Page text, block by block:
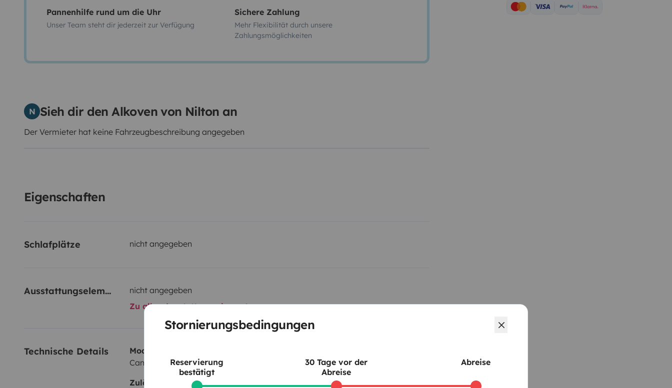
Stornierungsbedingungen
Reservierung
bestätigt
30 Tage vor der
Abreise
Abreise
Pannenhilfe rund um die Uhr
Unser Team steht dir jederzeit zur Verfügung
Sichere Zahlung
Mehr Flexibilität durch unsere
Zahlungsmöglichkeiten
N Sieh dir den Alkoven von Nilton an
Der Vermieter hat keine Fahrzeugbeschreibung angegeben
Eigenschaften
Schlafplätze nicht angegeben
Ausstattungselemente
nicht angegeben
Zu allen Ausstattungselementen
Technische Details
Modell:
Camping-car Capucine
Zulässiges Gesamtgewicht: